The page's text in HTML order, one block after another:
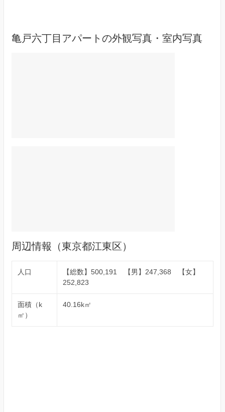
亀戸六丁目アパートの外観写真・室内写真
周辺情報（東京都江東区）
人口
【総数】500,191 【男】247,368 【女】
252,823
面積（k
㎡）
40.16k㎡